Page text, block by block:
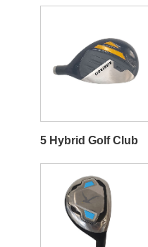
5 Hybrid Golf Club